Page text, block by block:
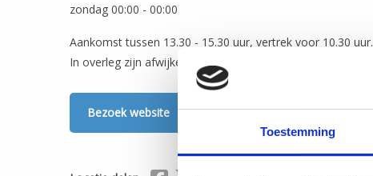
Toestemming
zondag 00:00 - 00:00
Aankomst tussen 13.30 - 15.30 uur, vertrek voor 10.30 uur.
In overleg zijn afwijkende tijden mogelijk.
Bezoek website